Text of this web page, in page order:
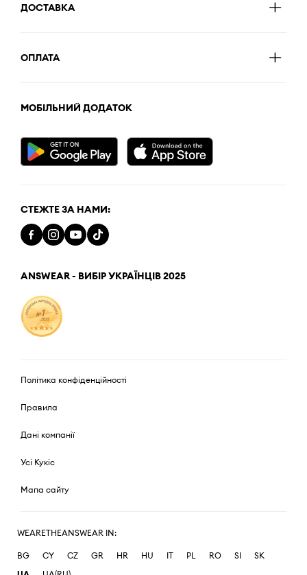
ДОСТАВКА
ОПЛАТА
МОБІЛЬНИЙ ДОДАТОК
СТЕЖТЕ ЗА НАМИ:
ANSWEAR - ВИБІР УКРАЇНЦІВ 2025
Політика конфіденційності
Правила
Дані компанії
Усі Кукіс
Мапа сайту
WEARETHEANSWEAR IN:
BG CY CZ GR HR HU IT PL RO SI
SK